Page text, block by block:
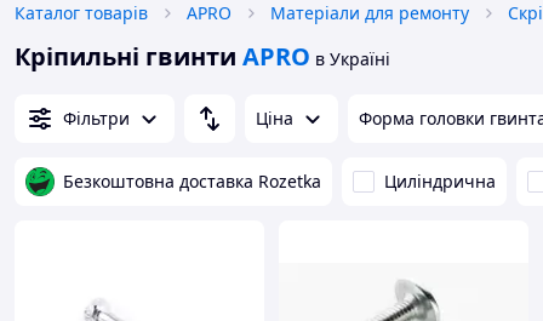
Каталог товарів APRO Матеріали для ремонту
Кріпильні гвинти APRO в Україні
Фільтри Ціна Форма головки
Безкоштовна доставка Rozetka Циліндрична